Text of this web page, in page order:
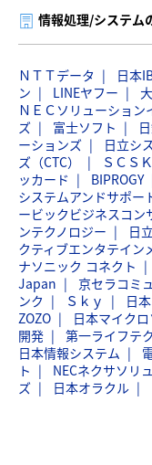
情報処理/システム
ＮＴＴデータ 日本
ン
LINEヤフー
ＮＥＣソリューション
ズ
富士ソフト
ーションズ
日立シ
ズ（CTC）
ＳＣＳＫ
ッカード
BIPROGY
システムアンドサポー
ービックビジネスコン
ンテクノロジー
日
クティブエンタテイン
ナソニック コネクト
Japan
京セラコミ
ンク
Ｓｋｙ
日
ZOZO
日本マイク
開発
第一ライフテ
日本情報システム
ト
NECネクサソリ
ズ
日本オラクル